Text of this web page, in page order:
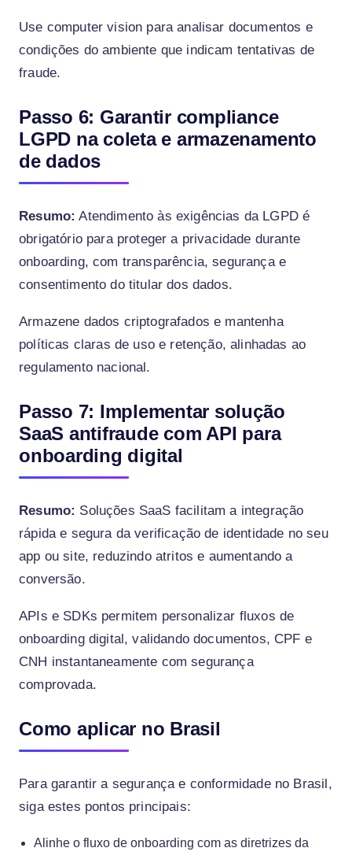
Use computer vision para analisar documentos e
condições do ambiente que indicam tentativas de
fraude.
Passo 6: Garantir compliance
LGPD na coleta e armazenamento
de dados
Resumo: Atendimento às exigências da LGPD é
obrigatório para proteger a privacidade durante
onboarding, com transparência, segurança e
consentimento do titular dos dados.
Armazene dados criptografados e mantenha
políticas claras de uso e retenção, alinhadas ao
regulamento nacional.
Passo 7: Implementar solução
SaaS antifraude com API para
onboarding digital
Resumo: Soluções SaaS facilitam a integração
rápida e segura da verificação de identidade no seu
app ou site, reduzindo atritos e aumentando a
conversão.
APIs e SDKs permitem personalizar fluxos de
onboarding digital, validando documentos, CPF e
CNH instantaneamente com segurança
comprovada.
Como aplicar no Brasil
Para garantir a segurança e conformidade no Brasil,
siga estes pontos principais:
Alinhe o fluxo de onboarding com as diretrizes da